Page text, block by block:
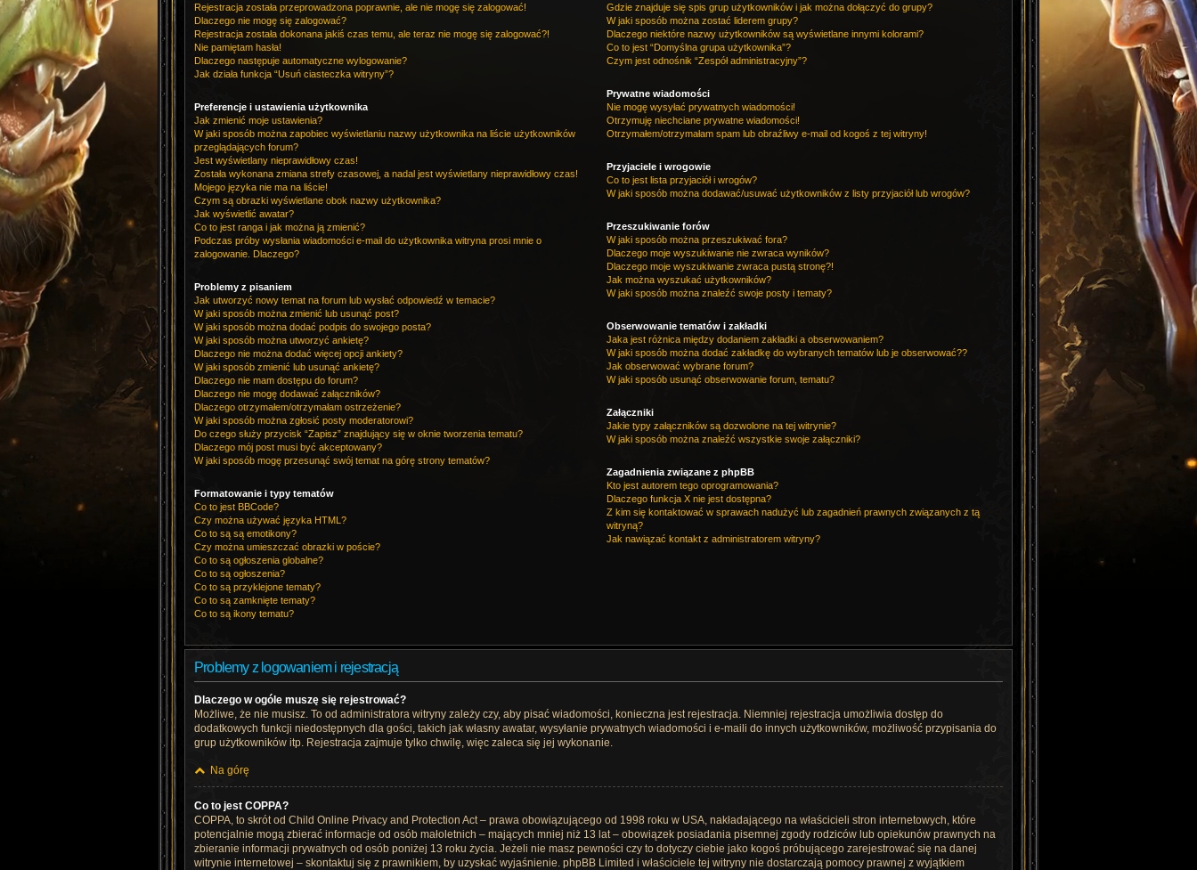
Rejestracja została przeprowadzona poprawnie, ale nie mogę się zalogować!
Dlaczego nie mogę się zalogować?
Rejestracja została dokonana jakiś czas temu, ale teraz nie mogę się zalogować?!
Nie pamiętam hasła!
Dlaczego następuje automatyczne wylogowanie?
Jak działa funkcja “Usuń ciasteczka witryny”?
Preferencje i ustawienia użytkownika
Jak zmienić moje ustawienia?
W jaki sposób można zapobiec wyświetlaniu nazwy użytkownika na liście użytkowników
przeglądających forum?
Jest wyświetlany nieprawidłowy czas!
Została wykonana zmiana strefy czasowej, a nadal jest wyświetlany nieprawidłowy czas!
Mojego języka nie ma na liście!
Czym są obrazki wyświetlane obok nazwy użytkownika?
Jak wyświetlić awatar?
Co to jest ranga i jak można ją zmienić?
Podczas próby wysłania wiadomości e-mail do użytkownika witryna prosi mnie o
zalogowanie. Dlaczego?
Problemy z pisaniem
Jak utworzyć nowy temat na forum lub wysłać odpowiedź w temacie?
W jaki sposób można zmienić lub usunąć post?
W jaki sposób można dodać podpis do swojego posta?
W jaki sposób można utworzyć ankietę?
Dlaczego nie można dodać więcej opcji ankiety?
W jaki sposób zmienić lub usunąć ankietę?
Dlaczego nie mam dostępu do forum?
Dlaczego nie mogę dodawać załączników?
Dlaczego otrzymałem/otrzymałam ostrzeżenie?
W jaki sposób można zgłosić posty moderatorowi?
Do czego służy przycisk “Zapisz” znajdujący się w oknie tworzenia tematu?
Dlaczego mój post musi być akceptowany?
W jaki sposób mogę przesunąć swój temat na górę strony tematów?
Formatowanie i typy tematów
Co to jest BBCode?
Czy można używać języka HTML?
Co to są są emotikony?
Czy można umieszczać obrazki w poście?
Co to są ogłoszenia globalne?
Co to są ogłoszenia?
Co to są przyklejone tematy?
Co to są zamknięte tematy?
Co to są ikony tematu?
Gdzie znajduje się spis grup użytkowników i jak można dołączyć do grupy?
W jaki sposób można zostać liderem grupy?
Dlaczego niektóre nazwy użytkowników są wyświetlane innymi kolorami?
Co to jest “Domyślna grupa użytkownika”?
Czym jest odnośnik “Zespół administracyjny”?
Prywatne wiadomości
Nie mogę wysyłać prywatnych wiadomości!
Otrzymuję niechciane prywatne wiadomości!
Otrzymałem/otrzymałam spam lub obraźliwy e-mail od kogoś z tej witryny!
Przyjaciele i wrogowie
Co to jest lista przyjaciół i wrogów?
W jaki sposób można dodawać/usuwać użytkowników z listy przyjaciół lub wrogów?
Przeszukiwanie forów
W jaki sposób można przeszukiwać fora?
Dlaczego moje wyszukiwanie nie zwraca wyników?
Dlaczego moje wyszukiwanie zwraca pustą stronę?!
Jak można wyszukać użytkowników?
W jaki sposób można znaleźć swoje posty i tematy?
Obserwowanie tematów i zakładki
Jaka jest różnica między dodaniem zakładki a obserwowaniem?
W jaki sposób można dodać zakładkę do wybranych tematów lub je obserwować??
Jak obserwować wybrane forum?
W jaki sposób usunąć obserwowanie forum, tematu?
Załączniki
Jakie typy załączników są dozwolone na tej witrynie?
W jaki sposób można znaleźć wszystkie swoje załączniki?
Zagadnienia związane z phpBB
Kto jest autorem tego oprogramowania?
Dlaczego funkcja X nie jest dostępna?
Z kim się kontaktować w sprawach nadużyć lub zagadnień prawnych związanych z tą
witryną?
Jak nawiązać kontakt z administratorem witryny?
Problemy z logowaniem i rejestracją
Dlaczego w ogóle muszę się rejestrować?
Możliwe, że nie musisz. To od administratora witryny zależy czy, aby pisać wiadomości, konieczna jest rejestracja. Niemniej rejestracja umożliwia dostęp do
dodatkowych funkcji niedostępnych dla gości, takich jak własny awatar, wysyłanie prywatnych wiadomości i e-maili do innych użytkowników, możliwość przypisania do
grup użytkowników itp. Rejestracja zajmuje tylko chwilę, więc zaleca się jej wykonanie.
Na górę
Co to jest COPPA?
COPPA, to skrót od Child Online Privacy and Protection Act – prawa obowiązującego od 1998 roku w USA, nakładającego na właścicieli stron internetowych, które
potencjalnie mogą zbierać informacje od osób małoletnich – mających mniej niż 13 lat – obowiązek posiadania pisemnej zgody rodziców lub opiekunów prawnych na
zbieranie informacji prywatnych od osób poniżej 13 roku życia. Jeżeli nie masz pewności czy to dotyczy ciebie jako kogoś próbującego zarejestrować się na danej
witrynie internetowej – skontaktuj się z prawnikiem, by uzyskać wyjaśnienie. phpBB Limited i właściciele tej witryny nie dostarczają pomocy prawnej z wyjątkiem